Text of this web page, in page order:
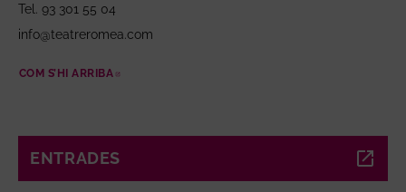
Tel. 93 301 55 04
info@teatreromea.com
COM S’HI ARRIBA
ENTRADES